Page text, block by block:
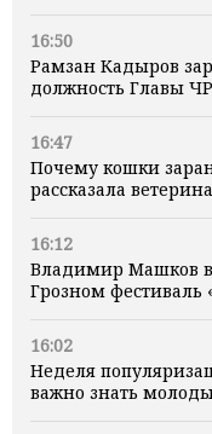
16:50
Рамзан Кадыров
должность Главы ЧР
16:47
Почему кошки
рассказала
16:12
Владимир Машков
Грозном фестиваль
16:02
Неделя
важно знать